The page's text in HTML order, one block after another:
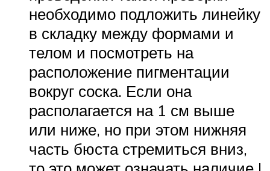
необходимо подложить линейку
в складку между формами и
телом и посмотреть на
расположение пигментации
вокруг соска. Если она
располагается на 1 см выше
или ниже, но при этом нижняя
часть бюста стремиться вниз,